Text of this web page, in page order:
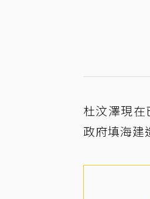
杜汶澤現
政府填海建